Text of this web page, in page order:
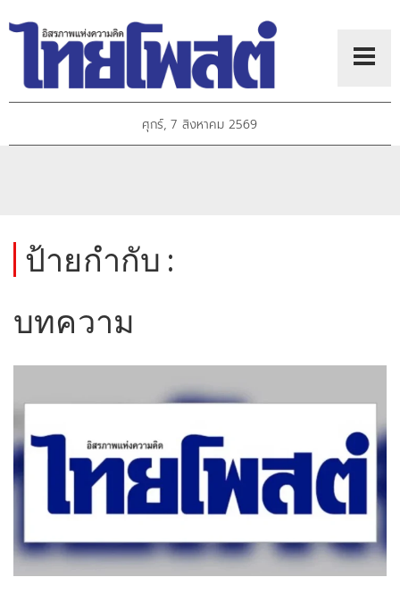
ศุกร์, 7 สิงหาคม 2569
ป้ายกำกับ :
บทความ